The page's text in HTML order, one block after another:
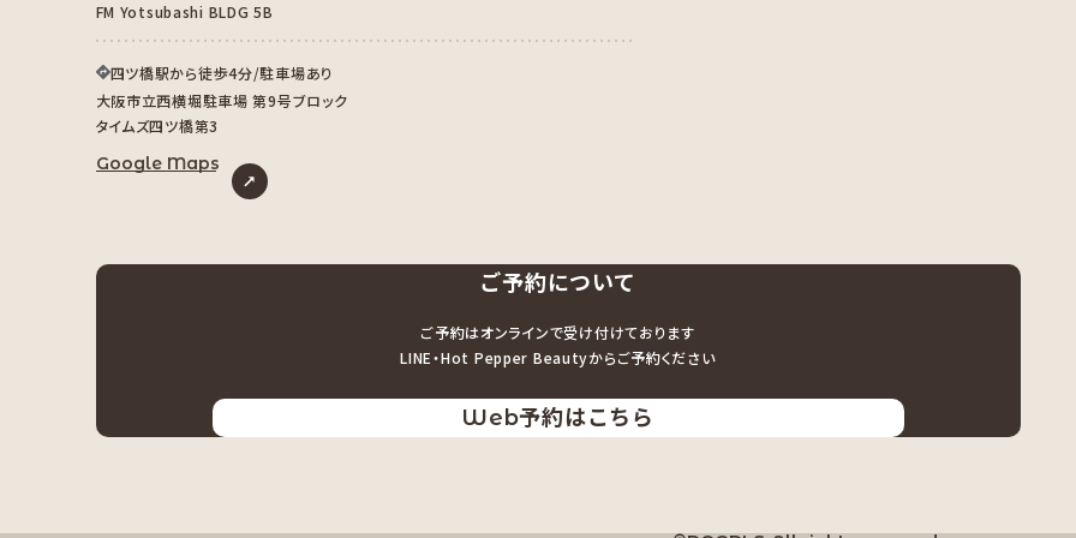
FM Yotsubashi BLDG 5B
四ツ橋駅から徒歩4分/駐車場あり
大阪市立西横堀駐車場 第9号ブロック
タイムズ四ツ橋第3
Google Maps
ご予約について
ご予約はオンラインで受け付けております
LINE・Hot Pepper Beautyからご予約ください
Web予約はこちら